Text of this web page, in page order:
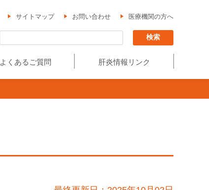
サイトマップ お問い合わせ 医療機関の方へ
よくあるご質問 肝炎情報リンク